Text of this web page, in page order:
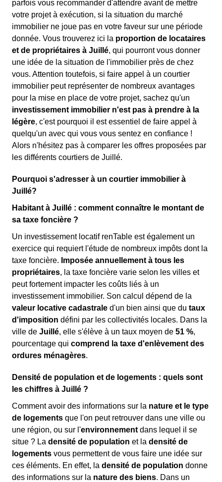
parfois vous recommander d'attendre avant de mettre
votre projet à exécution, si la situation du marché
immobilier ne joue pas en votre faveur sur une période
donnée. Vous trouverez ici la proportion de locataires
et de propriétaires à Juillé, qui pourront vous donner
une idée de la situation de l'immobilier près de chez
vous. Attention toutefois, si faire appel à un courtier
immobilier peut représenter de nombreux avantages
pour la mise en place de votre projet, sachez qu'un
investissement immobilier n'est pas à prendre à la
légère, c'est pourquoi il est essentiel de faire appel à
quelqu'un avec qui vous vous sentez en confiance !
Alors n'hésitez pas à comparer les offres proposées par
les différents courtiers de Juillé.
Pourquoi s'adresser à un courtier immobilier à
Juillé?
Habitant à Juillé : comment connaître le montant de
sa taxe foncière ?
Un investissement locatif renTable est également un
exercice qui requiert l'étude de nombreux impôts dont la
taxe foncière. Imposée annuellement à tous les
propriétaires, la taxe foncière varie selon les villes et
peut fortement impacter les coûts liés à un
investissement immobilier. Son calcul dépend de la
valeur locative cadastrale d'un bien ainsi que du taux
d'imposition défini par les collectivités locales. Dans la
ville de Juillé, elle s'élève à un taux moyen de 51 %,
pourcentage qui comprend la taxe d'enlèvement des
ordures ménagères.
Densité de population et de logements : quels sont
les chiffres à Juillé ?
Comment avoir des informations sur la nature et le type
de logements que l'on peut retrouver dans une ville ou
une région, ou sur l'environnement dans lequel il se
situe ? La densité de population et la densité de
logements vous permettent de vous faire une idée sur
ces éléments. En effet, la densité de population donne
des informations sur la nature des biens. Dans un